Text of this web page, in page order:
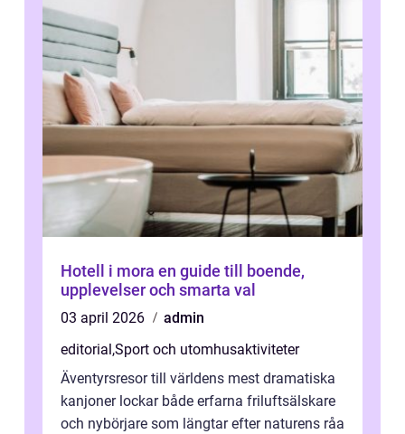
Hotell i mora en guide till boende,
upplevelser och smarta val
03 april 2026
admin
editorial ,Sport och utomhusaktiviteter
Äventyrsresor till världens mest dramatiska
kanjoner lockar både erfarna friluftsälskare
och nybörjare som längtar efter naturens råa